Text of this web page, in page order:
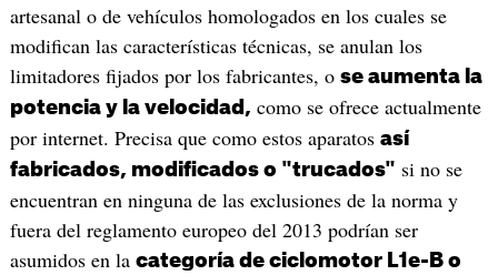
artesanal o de vehículos homologados en los cuales se
modifican las características técnicas, se anulan los
limitadores fijados por los fabricantes, o se aumenta la
potencia y la velocidad, como se ofrece actualmente
por internet. Precisa que como estos aparatos así
fabricados, modificados o "trucados" si no se
encuentran en ninguna de las exclusiones de la norma y
fuera del reglamento europeo del 2013 podrían ser
asumidos en la categoría de ciclomotor L1e-B o